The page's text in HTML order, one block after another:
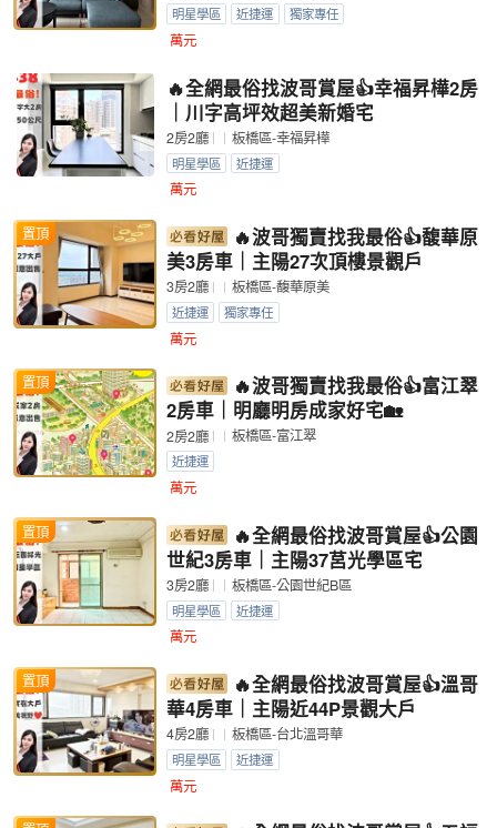
明星學區 近捷運 獨家專任
萬元
🔥全網最俗找波哥賞屋👍幸福昇樺2房
｜川字高坪效超美新婚宅
2房2廳 板橋區-幸福昇樺
明星學區 近捷運
萬元
置頂
🔥波哥獨賣找我最俗👍馥華原
美3房車｜主陽27次頂樓景觀戶
3房2廳 板橋區-馥華原美
近捷運 獨家專任
萬元
置頂
🔥波哥獨賣找我最俗👍富江翠
2房車｜明廳明房成家好宅🏡
2房2廳 板橋區-富江翠
近捷運
萬元
置頂
🔥全網最俗找波哥賞屋👍公園
世紀3房車｜主陽37莒光學區宅
3房2廳 板橋區-公園世紀B區
明星學區 近捷運
萬元
置頂
🔥全網最俗找波哥賞屋👍溫哥
華4房車｜主陽近44P景觀大戶
4房2廳 板橋區-台北溫哥華
明星學區 近捷運
萬元